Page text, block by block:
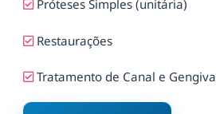
Próteses Simples (unitária)
Restaurações
Tratamento de Canal e Gengiva